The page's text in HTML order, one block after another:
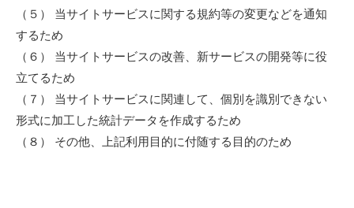
（５） 当サイトサービスに関する規約等の変更などを通知
するため
（６） 当サイトサービスの改善、新サービスの開発等に役
立てるため
（７） 当サイトサービスに関連して、個別を識別できない
形式に加工した統計データを作成するため
（８） その他、上記利用目的に付随する目的のため